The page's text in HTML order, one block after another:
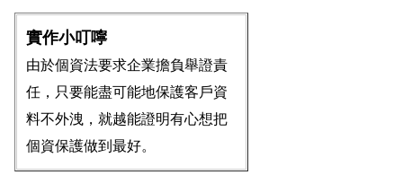
實作小叮嚀
由於個資法要求企業擔負舉證責
任，只要能盡可能地保護客戶資
料不外洩，就越能證明有心想把
個資保護做到最好。